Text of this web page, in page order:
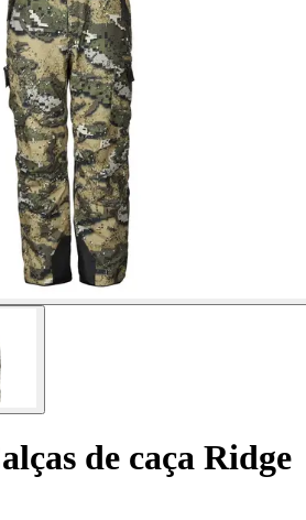
de caça Ridge